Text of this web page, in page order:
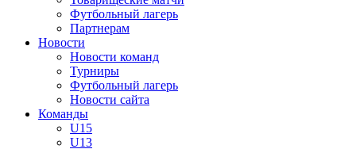
Футбольный лагерь
Партнерам
Новости
Новости команд
Турниры
Футбольный лагерь
Новости сайта
Команды
U15
U13